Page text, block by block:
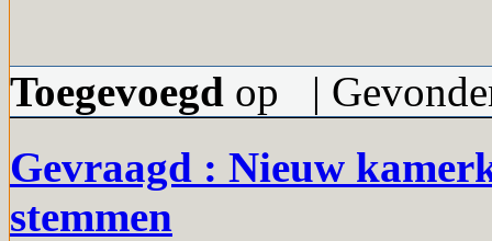
Toegevoegd op |
Gevraagd : Nieuw
stemmen